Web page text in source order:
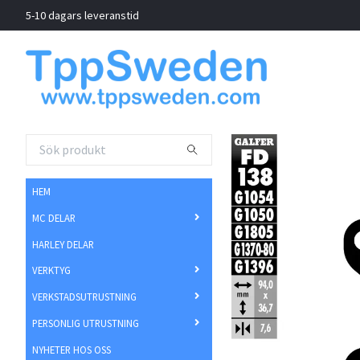
5-10 dagars leveranstid
HEM
MC DELAR
HARLEY DELAR
VERKTYG
VERKSTADSUTRUSTNING
PERSONLIG UTRUSTNING
NYHETER HOS OSS